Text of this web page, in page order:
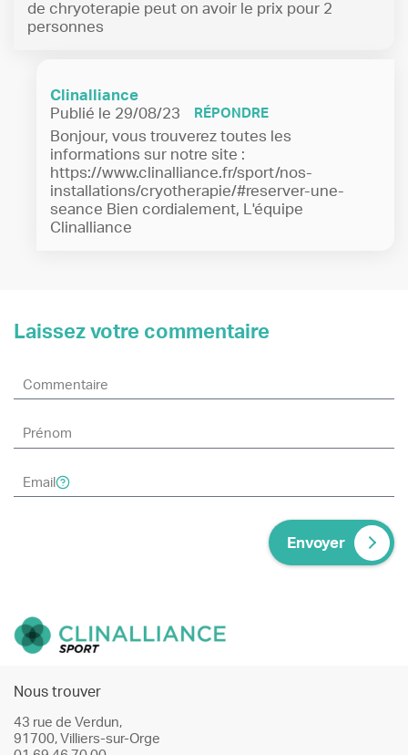
de chryoterapie peut on avoir le prix pour 2
personnes
Clinalliance
Publié le 29/08/23
RÉPONDRE
Bonjour, vous trouverez toutes les
informations sur notre site :
https://www.clinalliance.fr/sport/nos-
installations/cryotherapie/#reserver-une-
seance Bien cordialement, L'équipe
Clinalliance
Laissez votre commentaire
Envoyer
Nous trouver
43 rue de Verdun,
91700, Villiers-sur-Orge